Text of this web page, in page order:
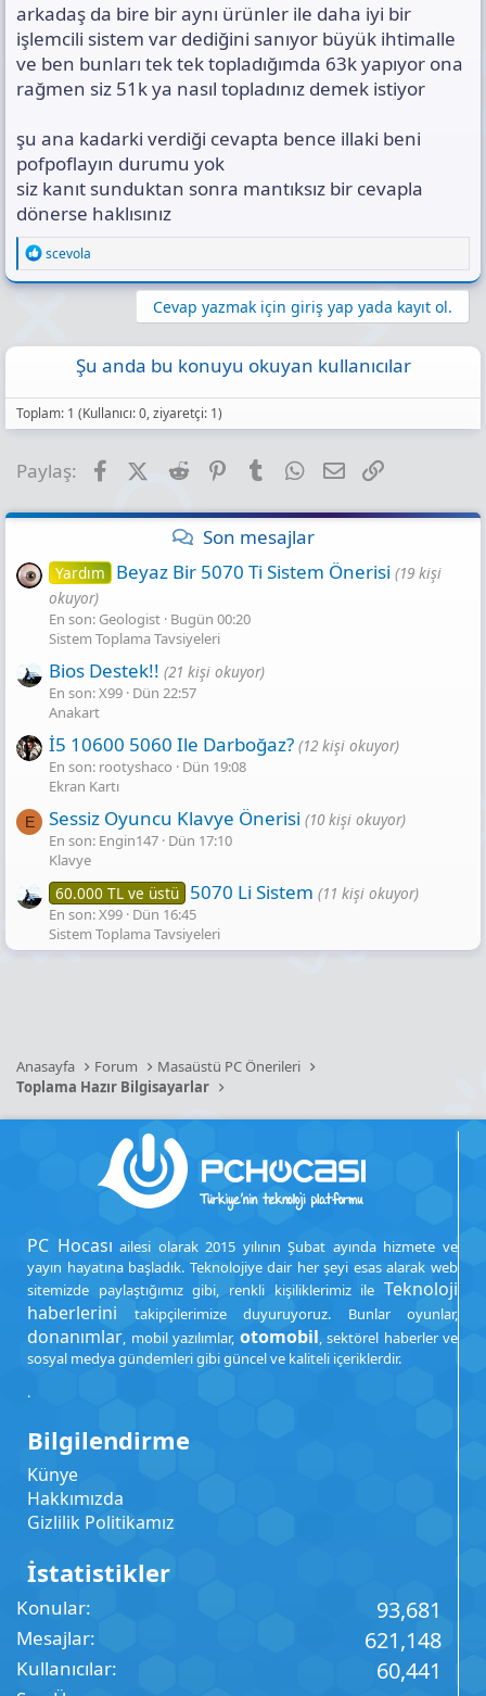
arkadaş da bire bir aynı ürünler ile daha iyi bir
işlemcili sistem var dediğini sanıyor büyük ihtimalle
ve ben bunları tek tek topladığımda 63k yapıyor ona
rağmen siz 51k ya nasıl topladınız demek istiyor
şu ana kadarki verdiği cevapta bence illaki beni
pofpoflayın durumu yok
siz kanıt sunduktan sonra mantıksız bir cevapla
dönerse haklısınız
R
e
a
:
scevola
Cevap yazmak için giriş yap yada kayıt ol.
Şu anda bu konuyu okuyan kullanıcılar
Toplam: 1 (Kullanıcı: 0, ziyaretçi: 1)
Paylaş: FacebookX (Twitter)
Reddit PinterestTumblr WhatsApp
E-posta
Son mesajlar
Yardım Beyaz Bir 5070 Ti Sistem Önerisi (19 kişi
okuyor)
En son: Geologist Bugün 00:20
Sistem Toplama Tavsiyeleri
Bios Destek!! (21 kişi okuyor)
En son: X99 Dün 22:57
Anakart
İ5 10600 5060 Ile Darboğaz? (12 kişi okuyor)
En son: rootyshaco
Dün 19:08
Ekran Kartı
E Sessiz Oyuncu Klavye Önerisi (10 kişi okuyor)
En son: Engin147 Dün 17:10
Klavye
60.000 TL ve üstü 5070 Li Sistem (11 kişi okuyor)
En son: X99 Dün 16:45
Sistem Toplama Tavsiyeleri
Anasayfa Forum
Masaüstü PC Önerileri
Toplama Hazır Bilgisayarlar
PC Hocası ailesi olarak 2015 yılının Şubat ayında hizmete ve
yayın hayatına başladık. Teknolojiye dair her şeyi esas alarak web
sitemizde paylaştığımız gibi, renkli kişiliklerimiz ile Teknoloji
haberlerini takipçilerimize duyuruyoruz. Bunlar oyunlar,
donanımlar, mobil yazılımlar, otomobil, sektörel haberler ve
sosyal medya gündemleri gibi güncel ve kaliteli içeriklerdir.
.
Bilgilendirme
Künye
Hakkımızda
Gizlilik Politikamız
İstatistikler
Konular 93,681
Mesajlar 621,148
Kullanıcılar 60,441